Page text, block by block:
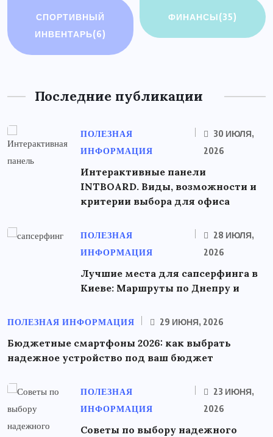
СПОРТИВНЫЙ
ИНВЕНТАРЬ(6)
ФИНАНСЫ(35)
Последние публикации
ПОЛЕЗНАЯ
ИНФОРМАЦИЯ
30 ИЮЛЯ,
2026
Интерактивные панели
INTBOARD. Виды, возможности и
критерии выбора для офиса
ПОЛЕЗНАЯ
ИНФОРМАЦИЯ
28 ИЮЛЯ,
2026
Лучшие места для сапсерфинга в
Киеве: Маршруты по Днепру и
ПОЛЕЗНАЯ ИНФОРМАЦИЯ 29 ИЮНЯ, 2026
Бюджетные смартфоны 2026: как выбрать
надежное устройство под ваш бюджет
ПОЛЕЗНАЯ
ИНФОРМАЦИЯ
23 ИЮНЯ,
2026
Советы по выбору надежного